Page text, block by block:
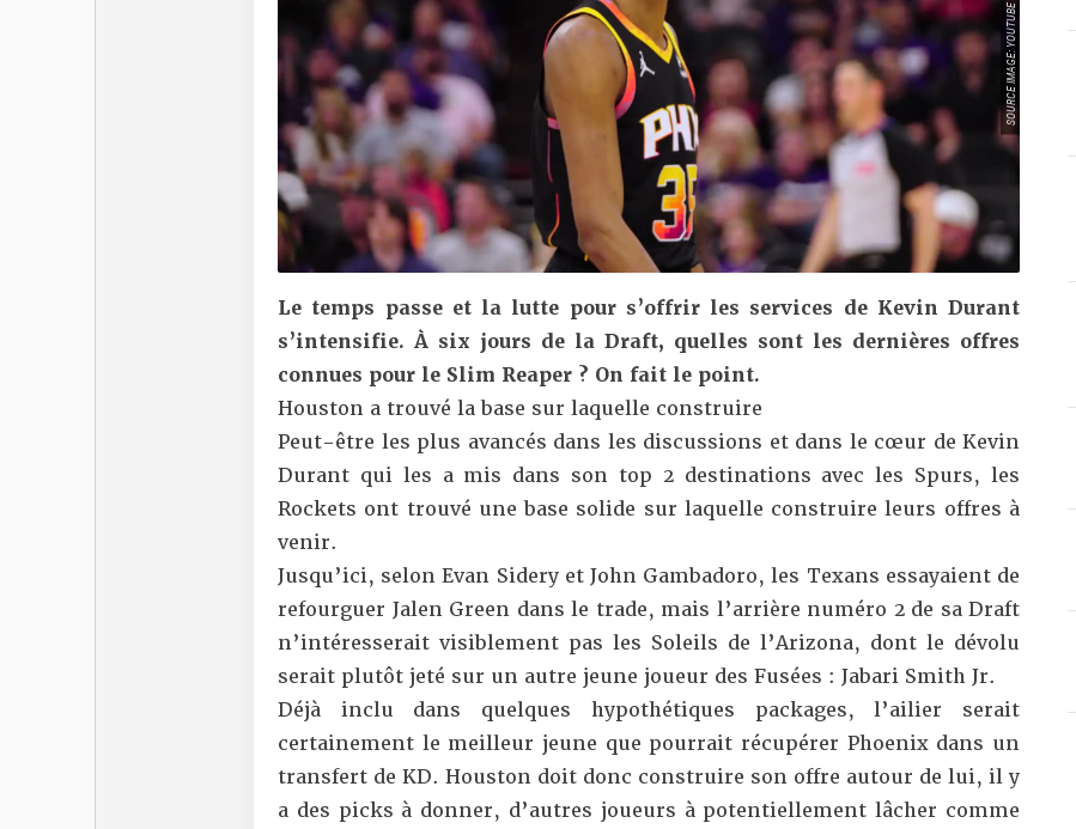
SOURCE IMAGE: YOUTUBE
Le temps passe et la lutte pour s’offrir les services de Kevin Durant
s’intensifie. À six jours de la Draft, quelles sont les dernières offres
connues pour le Slim Reaper ? On fait le point.
Houston a trouvé la base sur laquelle construire
Peut-être les plus avancés dans les discussions et dans le cœur de Kevin
Durant qui les a mis dans son top 2 destinations avec les Spurs, les
Rockets ont trouvé une base solide sur laquelle construire leurs offres à
venir.
Jusqu’ici, selon Evan Sidery et John Gambadoro, les Texans essayaient de
refourguer Jalen Green dans le trade, mais l’arrière numéro 2 de sa Draft
n’intéresserait visiblement pas les Soleils de l’Arizona, dont le dévolu
serait plutôt jeté sur un autre jeune joueur des Fusées : Jabari Smith Jr.
Déjà inclu dans quelques hypothétiques packages, l’ailier serait
certainement le meilleur jeune que pourrait récupérer Phoenix dans un
transfert de KD. Houston doit donc construire son offre autour de lui, il y
a des picks à donner, d’autres joueurs à potentiellement lâcher comme